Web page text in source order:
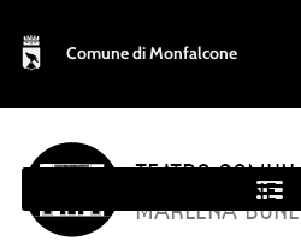
Comune di Monfalcone
TEATRO
MONFALCONE
MARLENA